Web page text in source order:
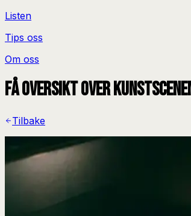
Listen
Tips oss
Om oss
Få oversikt over
Tilbake